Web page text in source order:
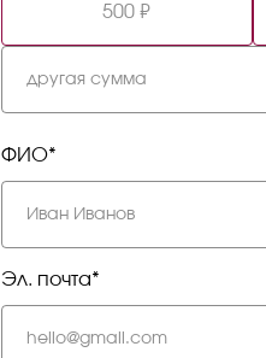
500 ₽
ФИО*
Эл. почта*